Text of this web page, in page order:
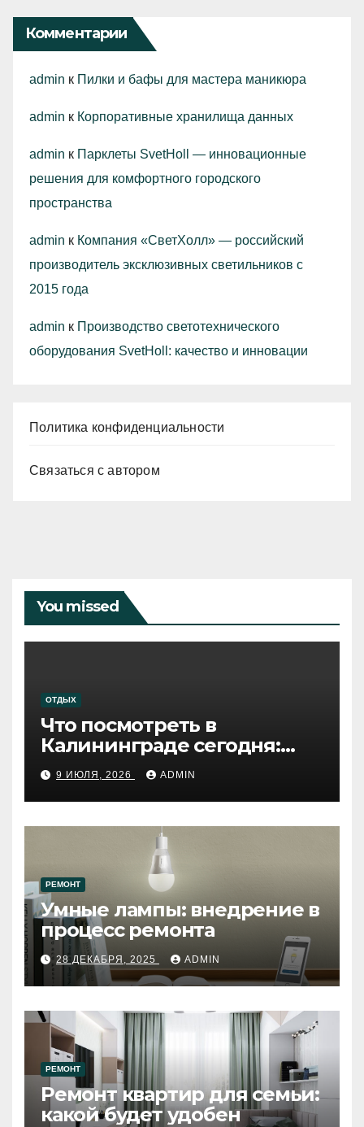
Комментарии
admin к Пилки и бафы для мастера маникюра
admin к Корпоративные хранилища данных
admin к Парклеты SvetHoll — инновационные
решения для комфортного городского
пространства
admin к Компания «СветХолл» — российский
производитель эксклюзивных светильников с
2015 года
admin к Производство светотехнического
оборудования SvetHoll: качество и инновации
Политика конфиденциальности
Связаться с автором
You missed
ОТДЫХ
Что посмотреть в
Калининграде сегодня:
путеводитель по самому
западному городу России
9 ИЮЛЯ, 2026 ADMIN
РЕМОНТ
Умные лампы: внедрение в
процесс ремонта
28 ДЕКАБРЯ, 2025 ADMIN
РЕМОНТ
Ремонт квартир для семьи:
какой будет удобен